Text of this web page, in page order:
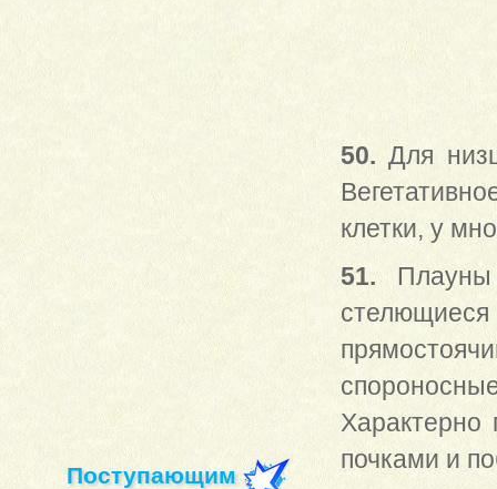
Поступающим
50.Для
клетки, у
51.
стелющиеся
Характерно
почками и